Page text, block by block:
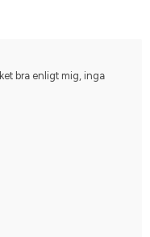
bra enligt mig, inga